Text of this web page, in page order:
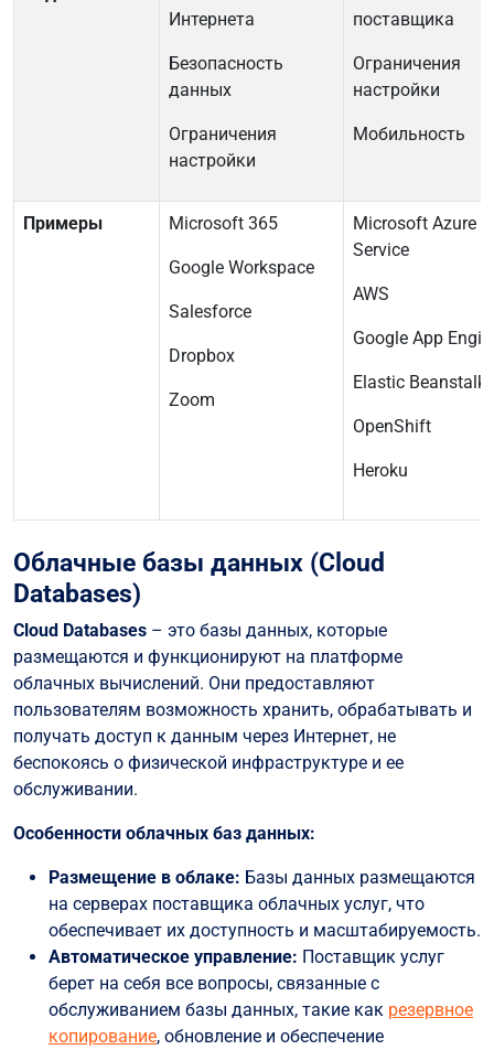
Интернета
Безопасность
данных
Ограничения
настройки
поставщика
Ограничения
настройки
Мобильность
Примеры Microsoft 365
Google Workspace
Salesforce
Dropbox
Zoom
Microsoft Azure
Service
AWS
Google App
Elastic Beanstalk
OpenShift
Heroku
Облачные базы данных (Cloud
Databases)
Cloud Databases – это базы данных, которые
размещаются и функционируют на платформе
облачных вычислений. Они предоставляют
пользователям возможность хранить, обрабатывать и
получать доступ к данным через Интернет, не
беспокоясь о физической инфраструктуре и ее
обслуживании.
Особенности облачных баз данных:
Размещение в облаке: Базы данных размещаются
на серверах поставщика облачных услуг, что
обеспечивает их доступность и масштабируемость.
Автоматическое управление: Поставщик услуг
берет на себя все вопросы, связанные с
обслуживанием базы данных, такие как резервное
копирование, обновление и обеспечение